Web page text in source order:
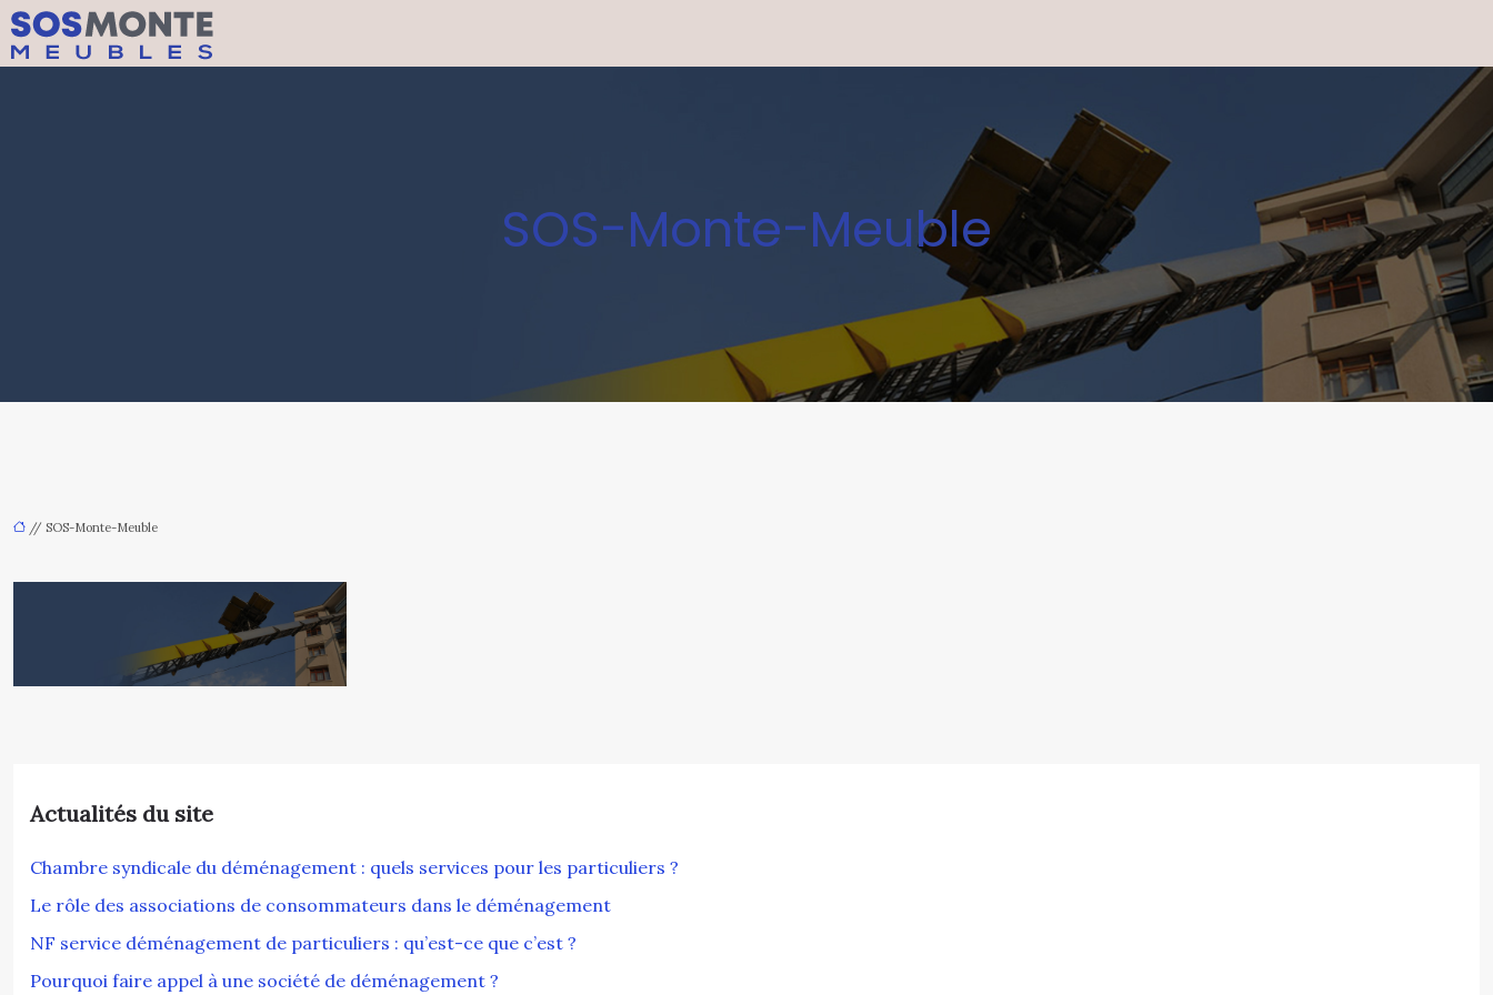
SOS-Monte-Meuble
// SOS-Monte-Meuble
Actualités du site
Chambre syndicale du déménagement : quels services pour les particuliers ?
Le rôle des associations de consommateurs dans le déménagement
NF service déménagement de particuliers : qu’est-ce que c’est ?
Pourquoi faire appel à une société de déménagement ?